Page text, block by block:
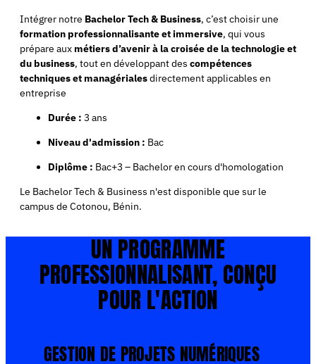
Intégrer notre Bachelor Tech & Business, c’est choisir une
formation professionnalisante et immersive, qui vous
prépare aux métiers d’avenir à la croisée de la technologie et
du business, tout en développant des compétences
techniques et managérialesdirectement applicables en
entreprise
Durée : 3 ans
Niveau d'admission : Bac
Diplôme : Bac+3 – Bachelor en cours d'homologation
Le Bachelor Tech & Business n'est disponible que sur le
campus de Cotonou, Bénin.
UN PROGRAMME
PROFESSIONNALISANT, CONÇU
POUR L'ACTION
GESTION DE PROJETS NUMÉRIQUES